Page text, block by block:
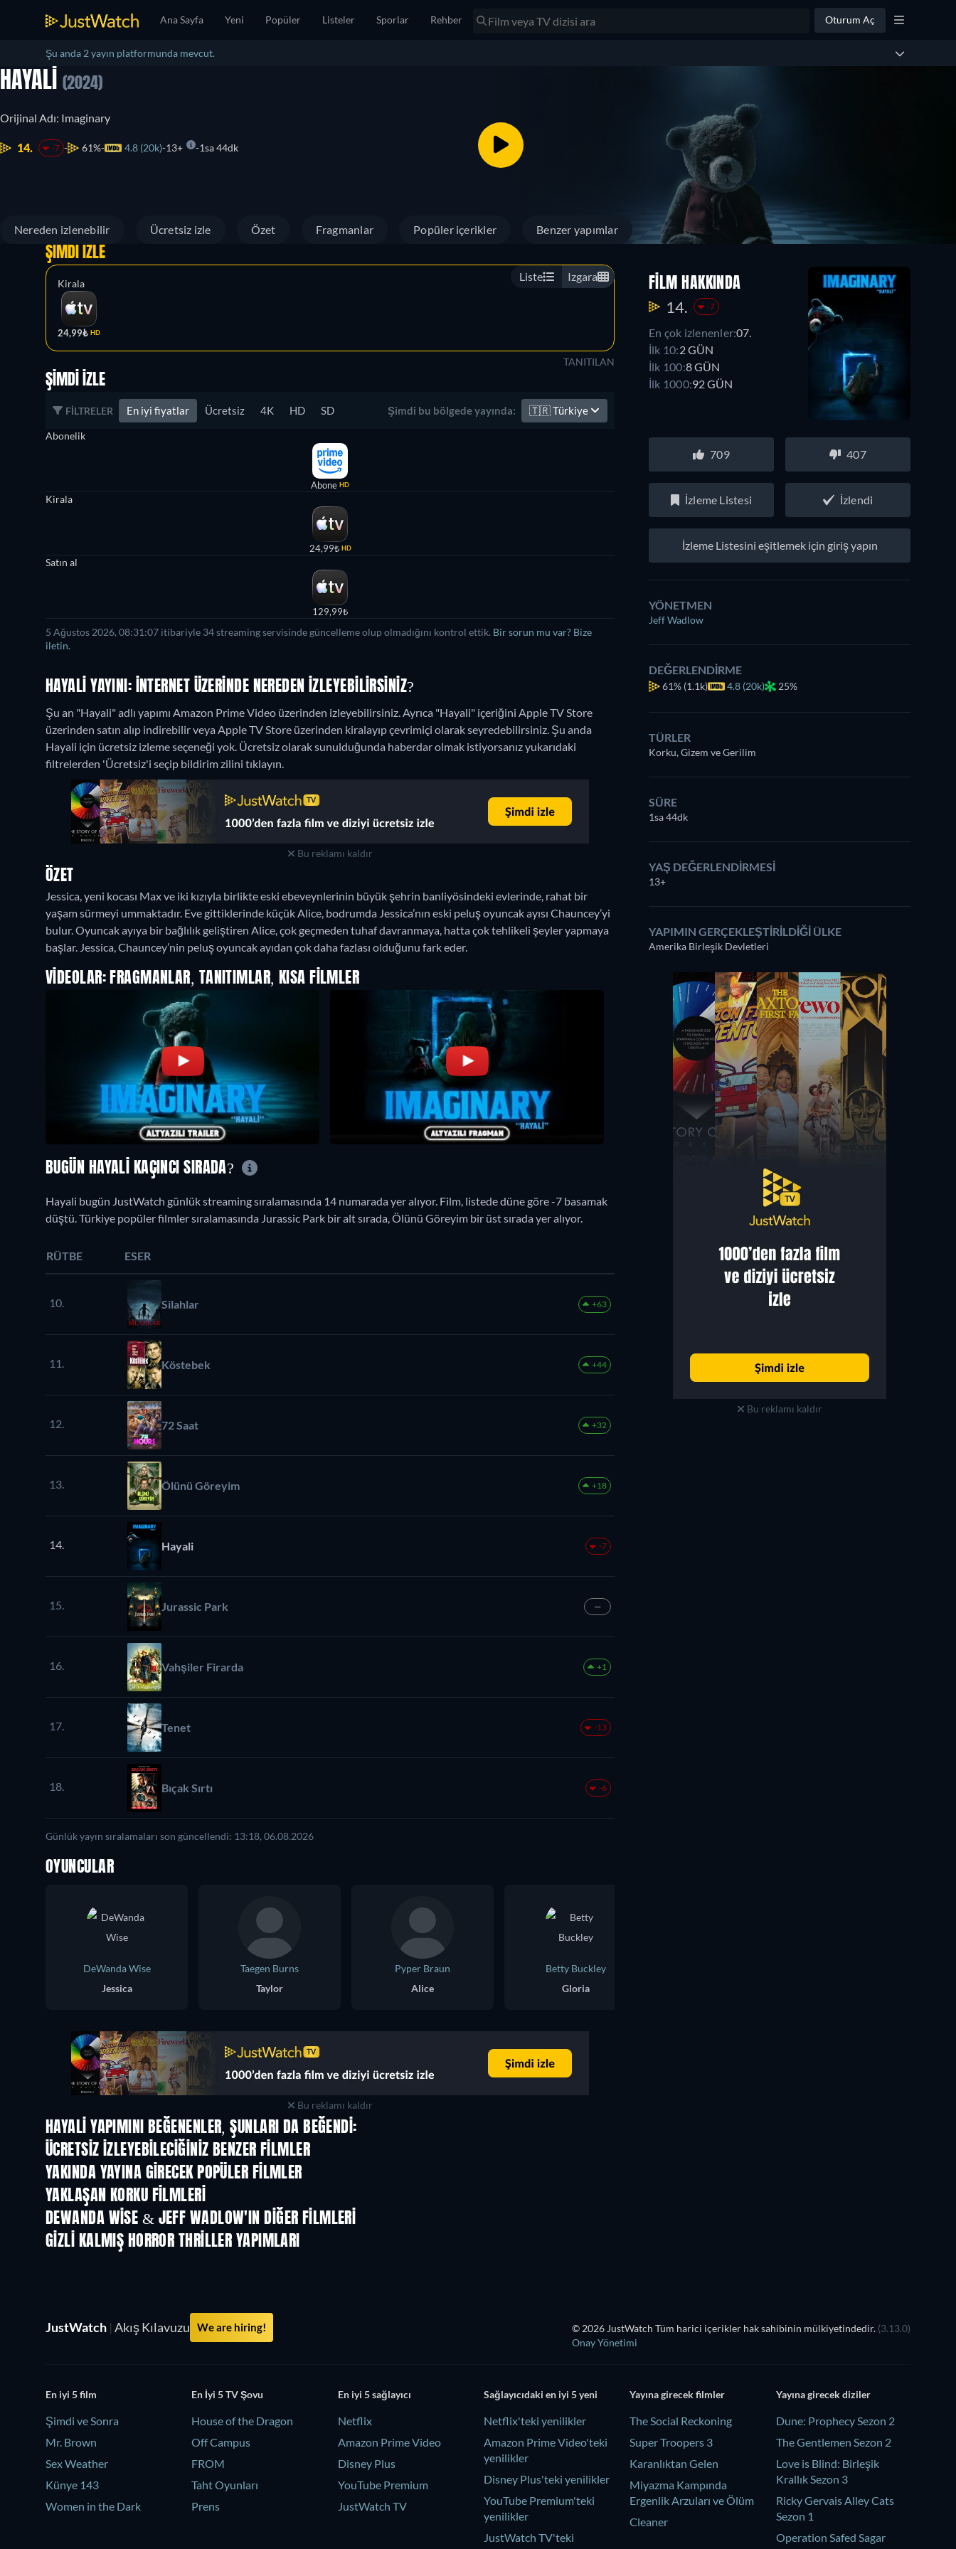
Ana Sayfa Yeni Popüler Listeler Sporlar Rehber Oturum Aç
Şu anda 2 yayın platformunda mevcut.
HAYALI (2024)
Orijinal Adı: Imaginary
14. -7 61% 4.8 (20k) 13+ 1sa 44dk
Nereden izlenebilir Ücretsiz izle Özet Fragmanlar Popüler içerikler Benzer yapımlar
Liste Izgara
ŞIMDI İZLE
Kirala
24,99₺ HD
TANITILAN
ŞIMDI İZLE
FILTRELER En iyi fiyatlar Ücretsiz 4K HD SD Şimdi bu bölgede yayında: 🇹🇷Türkiye
Abonelik
Abone HD
Kirala
24,99₺ HD
Satın al
129,99₺
5 Ağustos 2026, 08:31:07 itibariyle 34 streaming servisinde güncelleme olup olmadığını kontrol ettik. Bir sorun mu var? Bize
iletin.
HAYALI YAYINI: İNTERNET ÜZERINDE NEREDEN IZLEYEBILIRSINIZ?
Şu an "Hayali" adlı yapımı Amazon Prime Video üzerinden izleyebilirsiniz. Ayrıca "Hayali" içeriğini Apple TV Store
üzerinden satın alıp indirebilir veya Apple TV Store üzerinden kiralayıp çevrimiçi olarak seyredebilirsiniz. Şu anda
Hayali için ücretsiz izleme seçeneği yok. Ücretsiz olarak sunulduğunda haberdar olmak istiyorsanız yukarıdaki
filtrelerden 'Ücretsiz'i seçip bildirim zilini tıklayın.
Bu reklamı kaldır
ÖZET
Jessica, yeni kocası Max ve iki kızıyla birlikte eski ebeveynlerinin büyük şehrin banliyösindeki evlerinde, rahat bir
yaşam sürmeyi ummaktadır. Eve gittiklerinde küçük Alice, bodrumda Jessica’nın eski peluş oyuncak ayısı Chauncey’yi
bulur. Oyuncak ayıya bir bağlılık geliştiren Alice, çok geçmeden tuhaf davranmaya, hatta çok tehlikeli şeyler yapmaya
başlar. Jessica, Chauncey’nin peluş oyuncak ayıdan çok daha fazlası olduğunu fark eder.
VIDEOLAR: FRAGMANLAR, TANITIMLAR, KISA FILMLER
FILM HAKKINDA
14. -7
En çok izlenenler:07.
İlk 10:2 GÜN
İlk 100:8 GÜN
İlk 1000:92 GÜN
709 407
İzleme Listesi İzlendi
İzleme Listesini eşitlemek için giriş yapın
YÖNETMEN
Jeff Wadlow
DEĞERLENDIRME
61% (1.1k) 4.8 (20k) 25%
TÜRLER
Korku, Gizem ve Gerilim
SÜRE
1sa 44dk
YAŞ DEĞERLENDIRMESI
13+
YAPIMIN GERÇEKLEŞTIRILDIĞI ÜLKE
Amerika Birleşik Devletleri
Bu reklamı kaldır
BUGÜN HAYALI KAÇINCI SIRADA?
Hayali bugün JustWatch günlük streaming sıralamasında 14 numarada yer alıyor. Film, listede düne göre -7 basamak
düştü. Türkiye popüler filmler sıralamasında Jurassic Park bir alt sırada, Ölünü Göreyim bir üst sırada yer alıyor.
RÜTBE ESER
10. Silahlar +63
11. Köstebek +44
12. 72 Saat +32
13. Ölünü Göreyim +18
14. Hayali -7
15. Jurassic Park —
16. Vahşiler Firarda +1
17. Tenet -13
18. Bıçak Sırtı -6
Günlük yayın sıralamaları son güncellendi: 13:18, 06.08.2026
OYUNCULAR
DeWanda Wise
Jessica
Taegen Burns
Taylor
Pyper Braun
Alice
Betty Buckley
Gloria
Bu reklamı kaldır
HAYALI YAPIMINI BEĞENENLER, ŞUNLARI DA BEĞENDI:
ÜCRETSIZ IZLEYEBILECIĞINIZ BENZER FILMLER
YAKINDA YAYINA GIRECEK POPÜLER FILMLER
YAKLAŞAN KORKU FILMLERI
DEWANDA WISE & JEFF WADLOW'IN DIĞER FILMLERI
GIZLI KALMIŞ HORROR THRILLER YAPIMLARI
JustWatch | Akış Kılavuzu We are hiring! © 2026 JustWatch Tüm harici içerikler hak sahibinin mülkiyetindedir. (3.13.0)
Onay Yönetimi
En iyi 5 film
Şimdi ve Sonra
Mr. Brown
Sex Weather
Künye 143
Women in the Dark
En İyi 5 TV Şovu
House of the Dragon
Off Campus
FROM
Taht Oyunları
Prens
En iyi 5 sağlayıcı
Netflix
Amazon Prime Video
Disney Plus
YouTube Premium
JustWatch TV
Sağlayıcıdaki en iyi 5 yeni
Netflix'teki yenilikler
Amazon Prime Video'teki
yenilikler
Disney Plus'teki yenilikler
YouTube Premium'teki
yenilikler
JustWatch TV'teki
Yayına girecek filmler
The Social Reckoning
Super Troopers 3
Karanlıktan Gelen
Miyazma Kampında
Ergenlik Arzuları ve Ölüm
Cleaner
Yayına girecek diziler
Dune: Prophecy Sezon 2
The Gentlemen Sezon 2
Love is Blind: Birleşik
Krallık Sezon 3
Ricky Gervais Alley Cats
Sezon 1
Operation Safed Sagar